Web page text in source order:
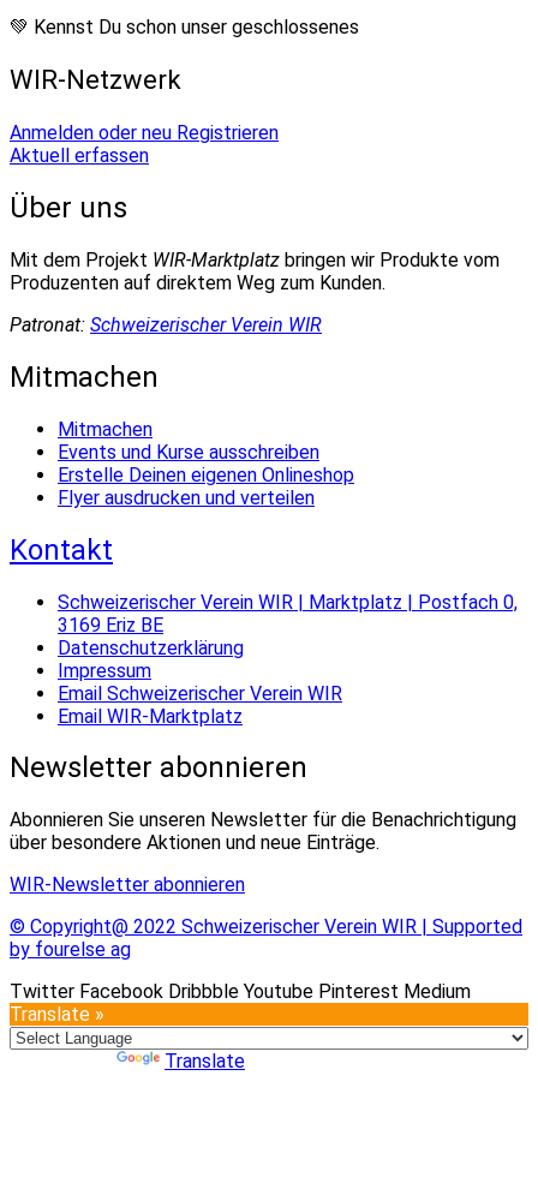
💚 Kennst Du schon unser geschlossenes
WIR-Netzwerk
Anmelden oder neu Registrieren
Aktuell erfassen
Über uns
Mit dem Projekt WIR-Marktplatz bringen wir Produkte vom
Produzenten auf direktem Weg zum Kunden.
Patronat: Schweizerischer Verein WIR
Mitmachen
Mitmachen
Events und Kurse ausschreiben
Erstelle Deinen eigenen Onlineshop
Flyer ausdrucken und verteilen
Kontakt
Schweizerischer Verein WIR | Marktplatz | Postfach 0,
3169 Eriz BE
Datenschutzerklärung
Impressum
Email Schweizerischer Verein WIR
Email WIR-Marktplatz
Newsletter abonnieren
Abonnieren Sie unseren Newsletter für die Benachrichtigung
über besondere Aktionen und neue Einträge.
WIR-Newsletter abonnieren
© Copyright@ 2022 Schweizerischer Verein WIR | Supported
by fourelse ag
Twitter Facebook Dribbble Youtube Pinterest Medium
Translate »
Translate